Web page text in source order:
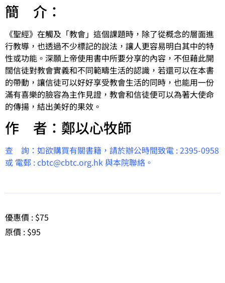
簡 介：
《聖經》在觸及「教會」這個課題時，除了從概念的層面進
行教導，也透過不少標記的說法，讓人更容易明白其中的特
性或功能。深願上帝使用書中所要分享的內容，不但藉此開
闊信徒對教會實義和不同範疇生活的認識，若還可以在本書
的帶動，讓信徒可以好好享受教會生活的同時，也能用一份
滿有喜樂的臉容為主作見證，教會和信徒便可以為著大使命
的傳揚，結出美好的果效。
作 者：鄭以心牧師
查 詢：如欲購買有關書籍，請於辦公時間致電 : 2395-0958
或 電郵 : cbtc@cbtc.org.hk 與本院聯絡。
優惠價 : $75
原價 : $95